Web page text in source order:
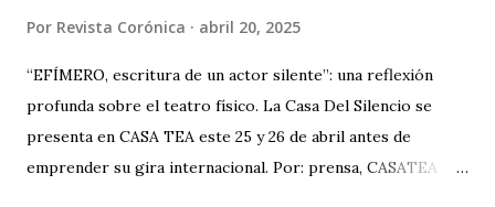
Por Revista Corónica abril 20, 2025
“EFÍMERO, escritura de un actor silente”: una reflexión
profunda sobre el teatro físico. La Casa Del Silencio se
presenta en CASA TEA este 25 y 26 de abril antes de
emprender su gira internacional. Por: prensa, CASATEA